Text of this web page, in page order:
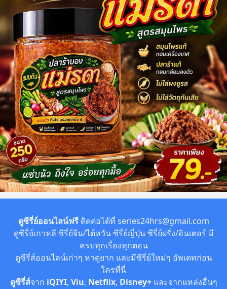
ตูซีรี่ย์ออนไลน์ฟรีติดต่อได้ที่ series24hrs@gmail.com
ดูซีรี่ย์เกาหลี ซีรี่ย์จีน/ไต้หวัน ซีรี่ย์ญี่ปุ่น ซีรี่ย์ฝรั่ง/อินเตอร์ มี
ครบทุกเรื่องทุกตอน
ดูซีรี่ส์ออนไลน์เก่าๆ หาดูยาก และมีซีรี่ย์ใหม่ๆ อัพเดทก่อน
ใครที่นี่
ดูซีรี่ส์จาก iQIYI, Viu, Netflix, Disney+ และจากแหล่งอื่นๆ